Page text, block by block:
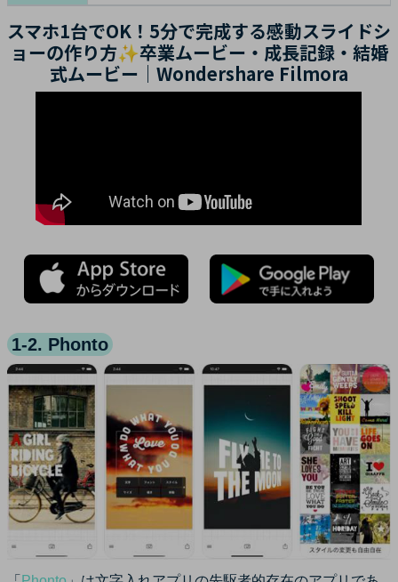
スマホ1台でOK！5分で完成する感動スライドシ
ョーの作り方✨卒業ムービー・成長記録・結婚
式ムービー｜Wondershare Filmora
1-2. Phonto